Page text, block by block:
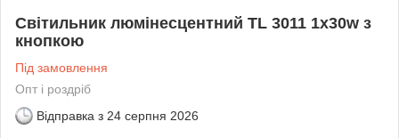
Світильник люмінесцентний TL 3011 1х30w з
кнопкою
Під замовлення
Опт і роздріб
Відправка з 24 серпня 2026